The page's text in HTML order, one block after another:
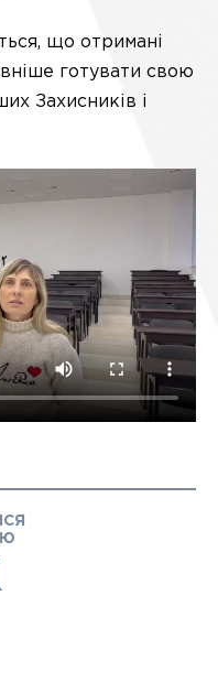
що отримані
готувати свою
Захисників і